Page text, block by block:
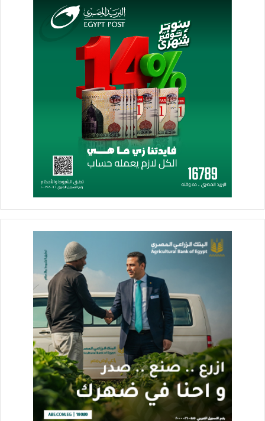
وفى سياق متصل، قال مدبولي إن هناك حاجة ماسة إلى اتخاذ
إجراءات فعالة وملموسة لتجنب أزمة الديون العالمية، مشيرًا إلى
أهمية تدشين آليات تتسم بالشمولية والفعالية والاستدامة للتعامل مع
المشكلات ذات الصلة بالديون في البلدان منخفضة الدخل ومتوسطة
الدخل، مضيفًا : نعول على الدور المهم الذي يمكن أن تقوم به
مجموعة العشرين، باعتبارها لاعبًا رئيسيًا في تعزيز الحوكمة
الاقتصادية العالمية، بما يُمكن من اتخاذ قرارات قابلة للتنفيذ.
وفى ختام كلمته، أكد مدبولي على الالتزام التاريخي للدولة المصرية
بتعزيز صوت الجنوب العالمي في جميع المحافل، واستمرارها في
القيام بهذا الدور في ظل الظروف الدولية المفصلية، خاصة في ظل
انضمام مصر إلى مجموعة البريكس المرتقب في يناير المقبل، كما
الأخرى لخلق المجتمع المستدام والمستقبل الذي يخدم المصالح
المشتركة على أفضل وجه.